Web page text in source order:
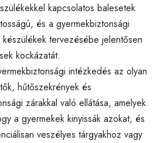
kapcsolatos balesetek
és a gyermekbiztonsági
tervezésébe jelentősen
kockázatát.
intézkedés az olyan
hűtőszekrények és
zárakkal való ellátása, amelyek
a gyermekek kinyissák azokat, és
veszélyes tárgyakhoz vagy